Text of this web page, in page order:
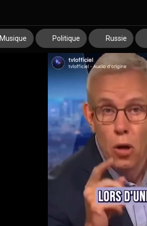
Musique Politique Russie